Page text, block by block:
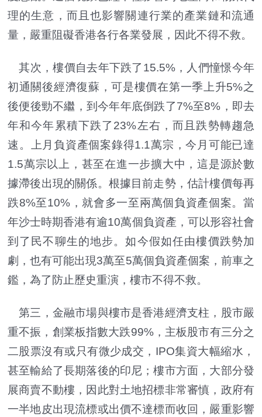
理的生意，而且也影響關連行業的產業鏈和流通
量，嚴重阻礙香港各行各業發展，因此不得不救。
其次，樓價自去年下跌了15.5%，人們憧憬今年
初通關後經濟復蘇，可是樓價在第一季上升5%之
後便後勁不繼，到今年年底倒跌了7%至8%，即去
年和今年累積下跌了23%左右，而且跌勢轉趨急
速。上月負資產個案錄得1.1萬宗，今月可能已達
1.5萬宗以上，甚至在進一步擴大中，這是源於數
據滯後出現的關係。根據目前走勢，估計樓價每再
跌8%至10%，就會多一至兩萬個負資產個案。當
年沙士時期香港有逾10萬個負資產，可以形容社會
到了民不聊生的地步。如今假如任由樓價跌勢加
劇，也有可能出現3萬至5萬個負資產個案，前車之
鑑，為了防止歷史重演，樓市不得不救。
第三，金融市場與樓市是香港經濟支柱，股市嚴
重不振，創業板指數大跌99%，主板股市有三分之
二股票沒有或只有微少成交，IPO集資大幅縮水，
甚至輸給了長期落後的印尼；樓市方面，大部分發
展商賣不動樓，因此對土地招標非常審慎，政府有
一半地皮出現流標或出價不達標而收回，嚴重影響